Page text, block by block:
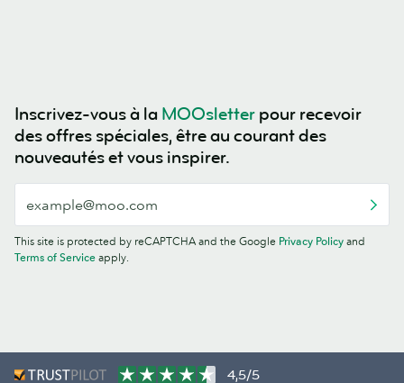
Inscrivez-vous à la MOOsletter pour recevoir
des offres spéciales, être au courant des
nouveautés et vous inspirer.
This site is protected by reCAPTCHA and the Google Privacy Policy and
Terms of Service apply.
4,5/5